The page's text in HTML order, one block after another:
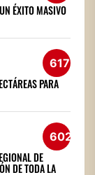
ÉXITO MASIVO
617
PARA
602
DE
DE TODA LA